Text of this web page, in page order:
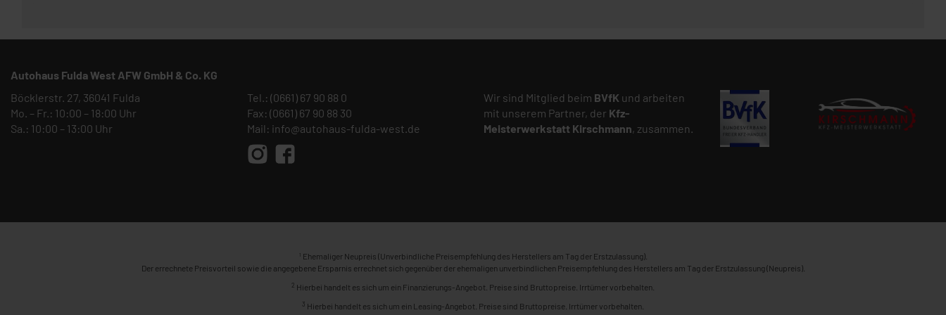
Autohaus Fulda West AFW GmbH & Co. KG
Böcklerstr. 27, 36041 Fulda
Mo. – Fr.: 10:00 – 18:00 Uhr
Sa.: 10:00 – 13:00 Uhr
Tel.: (0661) 67 90 88 0
Fax: (0661) 67 90 88 30
Mail: info@autohaus-fulda-west.de
Wir sind Mitglied beim BVfK und arbeiten
mit unserem Partner, der Kfz-
Meisterwerkstatt Kirschmann, zusammen.
1 Ehemaliger Neupreis (Unverbindliche Preisempfehlung des Herstellers am Tag der Erstzulassung).
Der errechnete Preisvorteil sowie die angegebene Ersparnis errechnet sich gegenüber der ehemaligen unverbindlichen Preisempfehlung des Herstellers am Tag der Erstzulassung (Neupreis).
2 Hierbei handelt es sich um ein Finanzierungs-Angebot. Preise sind Bruttopreise. Irrtümer vorbehalten.
3 Hierbei handelt es sich um ein Leasing-Angebot. Preise sind Bruttopreise. Irrtümer vorbehalten.